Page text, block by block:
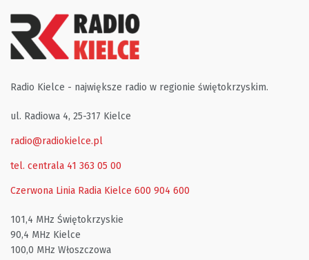
Radio Kielce - największe radio w regionie świętokrzyskim.
ul. Radiowa 4, 25-317 Kielce
radio@radiokielce.pl
tel. centrala 41 363 05 00
Czerwona Linia Radia Kielce 600 904 600
101,4 MHz Świętokrzyskie
90,4 MHz Kielce
100,0 MHz Włoszczowa